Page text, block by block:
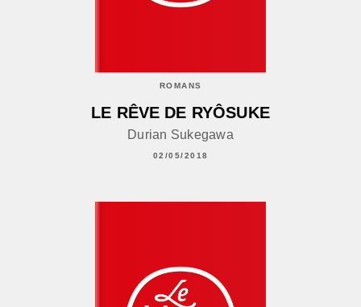
ROMANS
LE RÊVE DE RYÔSUKE
Durian Sukegawa
02/05/2018